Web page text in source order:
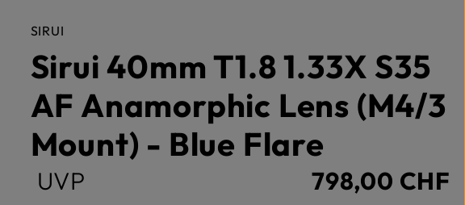
SIRUI
Sirui 40mm T1.8 1.33X S35
AF Anamorphic Lens (M4/3
Mount) - Blue Flare
UVP 798,00 CHF